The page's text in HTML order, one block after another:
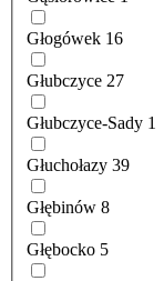
Głogówek 16
Głubczyce 27
Głubczyce-Sady 1
Głuchołazy 39
Głębinów 8
Głębocko 5